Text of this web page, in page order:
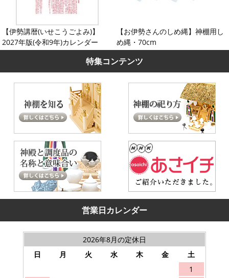
【伊勢講暦(いせこうごよみ)】
2027年版(令和9年)カレンダー
【お伊勢さんのしめ縄】神棚用し
め縄・70cm
特集コンテンツ
営業日カレンダー
2026年8月の定休日
日
月 火 水 木 金
土
1